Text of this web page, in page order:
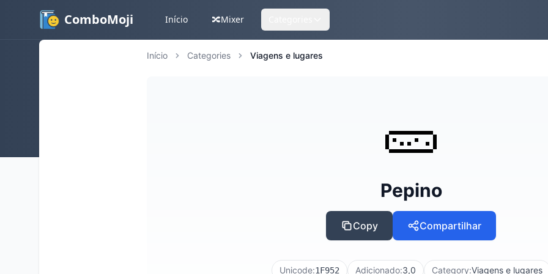
ComboMoji Início 🔀Mixer
Início Categories Viagens e lugares
🥒
Pepino
Copy Compartilhar
Unicode:1F952 Adicionado:3,0 Category:Viagens e lugares